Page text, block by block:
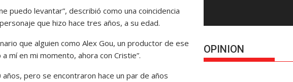
puedo levantar”, describió como una coincidencia
que hizo hace tres años, a su edad.
que alguien como Alex Gou, un productor de ese
mí en mi momento, ahora con Cristie”.
pero se encontraron hace un par de años
OPINION